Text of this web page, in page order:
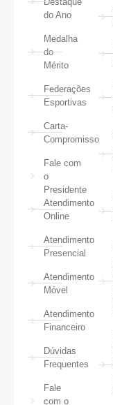
do Ano
Medalha
do
Mérito
Federações
Esportivas
Carta-
Compromisso
Fale com
o
Presidente
Atendimento
Online
Atendimento
Presencial
Atendimento
Móvel
Atendimento
Financeiro
Dúvidas
Frequentes
Fale
com o